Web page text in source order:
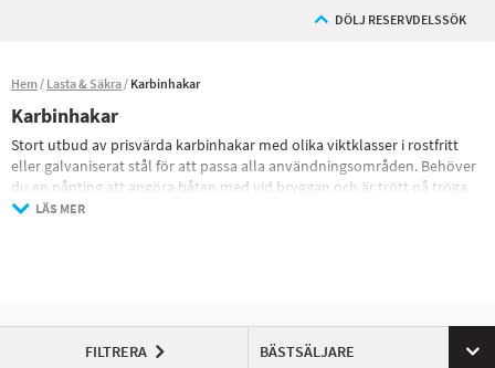
DÖLJ RESERVDELSSÖK
Hem Lasta & Säkra Karbinhakar
Karbinhakar
Stort utbud av prisvärda karbinhakar med olika viktklasser i rostfritt
eller galvaniserat stål för att passa alla användningsområden. Behöver
du en nånting att angöra båten med vid bryggan och är trött på tröga
karbinhakar som rostar sönder efter en säsong är våra rostfria
många gånger du vill snabbt och enkelt!
LÄS MER
FILTRERA BÄSTSÄLJARE